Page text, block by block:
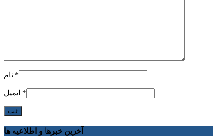
*
*
آخرین خبرها و اطلاعیه ها